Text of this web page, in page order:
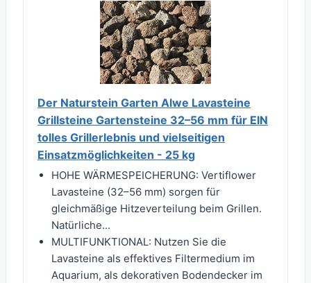
Der Naturstein Garten Alwe Lavasteine
Grillsteine Gartensteine 32–56 mm für EIN
tolles Grillerlebnis und vielseitigen
Einsatzmöglichkeiten - 25 kg
HOHE WÄRMESPEICHERUNG: Vertiflower
Lavasteine (32–56 mm) sorgen für
gleichmäßige Hitzeverteilung beim Grillen.
Natürliche...
MULTIFUNKTIONAL: Nutzen Sie die
Lavasteine als effektives Filtermedium im
Aquarium, als dekorativen Bodendecker im